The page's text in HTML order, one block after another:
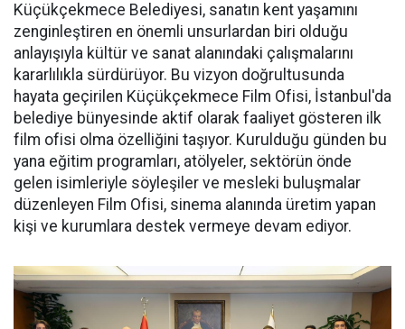
Küçükçekmece Belediyesi, sanatın kent yaşamını
zenginleştiren en önemli unsurlardan biri olduğu
anlayışıyla kültür ve sanat alanındaki çalışmalarını
kararlılıkla sürdürüyor. Bu vizyon doğrultusunda
hayata geçirilen Küçükçekmece Film Ofisi, İstanbul'da
belediye bünyesinde aktif olarak faaliyet gösteren ilk
film ofisi olma özelliğini taşıyor. Kurulduğu günden bu
yana eğitim programları, atölyeler, sektörün önde
gelen isimleriyle söyleşiler ve mesleki buluşmalar
düzenleyen Film Ofisi, sinema alanında üretim yapan
kişi ve kurumlara destek vermeye devam ediyor.